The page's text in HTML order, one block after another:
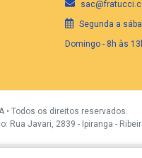
Segunda a
Domingo - 8h às
• Todos os direitos reservados.
Rua Javari, 2839 - Ipiranga -